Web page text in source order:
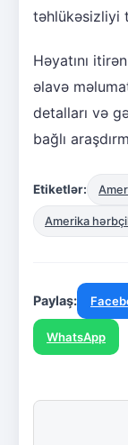
təhlükəsizliyi
Həyatını
əlavə
detalları və
bağlı
Etiketlər:
Amerika
Paylaş:
WhatsApp